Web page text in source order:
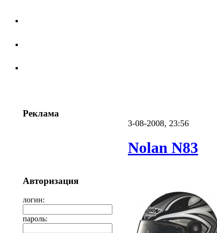
Реклама
Авторизация
логин:
пароль:
3-08-2008, 23:56
Nolan N83